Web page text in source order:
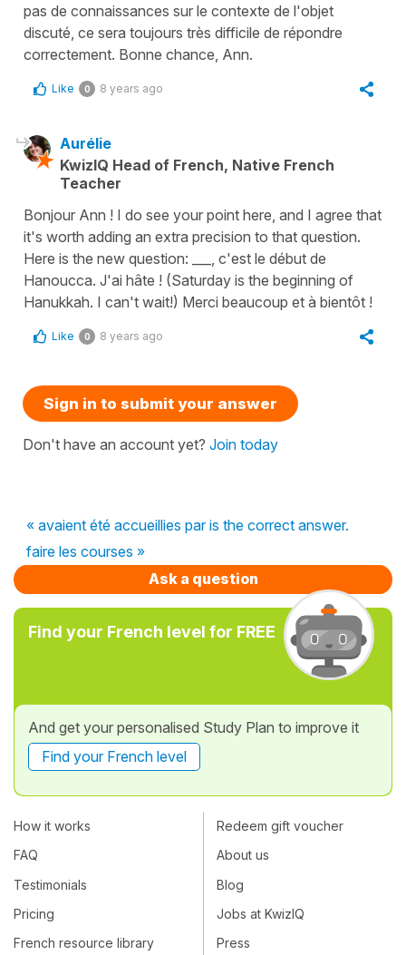
pas de connaissances sur le contexte de l'objet
discuté, ce sera toujours très difficile de répondre
correctement. Bonne chance, Ann.
Like 0 8 years ago
Aurélie
KwizIQ Head of French, Native French
Teacher
Bonjour Ann ! I do see your point here, and I agree that
it's worth adding an extra precision to that question.
Here is the new question: ___, c'est le début de
Hanoucca. J'ai hâte ! (Saturday is the beginning of
Hanukkah. I can't wait!) Merci beaucoup et à bientôt !
Like 0 8 years ago
Sign in to submit your answer
Don't have an account yet? Join today
« avaient été accueillies par is the correct answer.
faire les courses »
Ask a question
Find your French level for FREE
And get your personalised Study Plan to improve it
Find your French level
How it works
FAQ
Testimonials
Pricing
French resource library
Redeem gift voucher
About us
Blog
Jobs at KwizIQ
Press